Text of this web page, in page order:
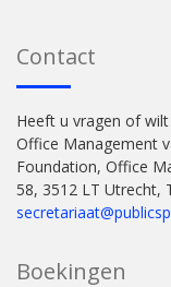
Contact
Heeft u vragen of
Office Management
Foundation, Office
58, 3512 LT Utrecht,
Boekingen